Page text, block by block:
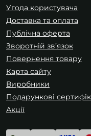
Угода користувача
Доставка та оплата
Публічна оферта
Зворотній зв’язок
Повернення товару
Карта сайту
Виробники
Подарункові
Акції